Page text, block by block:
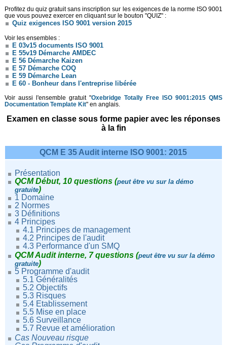
Profitez du quiz gratuit sans inscription sur les exigences de la norme ISO 9001
que vous pouvez exercer en cliquant sur le bouton "QUIZ" :
Quiz exigences ISO 9001 version 2015
Voir les ensembles :
E 03v15 documents ISO 9001
E 55v19 Démarche AMDEC
E 56 Démarche Kaizen
E 57 Démarche COQ
E 59 Démarche Lean
E 60 - Bonheur dans l'entreprise libérée
Voir aussi l'ensemble gratuit "Oxebridge Totally Free ISO 9001:2015 QMS
Documentation Template Kit" en anglais.
Examen en classe sous forme papier avec les réponses
à la fin
QCM E 35 Audit interne ISO 9001: 2015
Présentation
QCM Début, 10 questions (peut être vu sur la démo
gratuite)
1 Domaine
2 Normes
3 Définitions
4 Principes
4.1 Principes de management
4.2 Principes de l'audit
4.3 Performance d'un SMQ
QCM Audit interne, 7 questions(peut être vu sur la démo
gratuite)
5 Programme d'audit
5.1 Généralités
5.2 Objectifs
5.3 Risques
5.4 Etablissement
5.5 Mise en place
5.6 Surveillance
5.7 Revue et amélioration
Cas Nouveau risque